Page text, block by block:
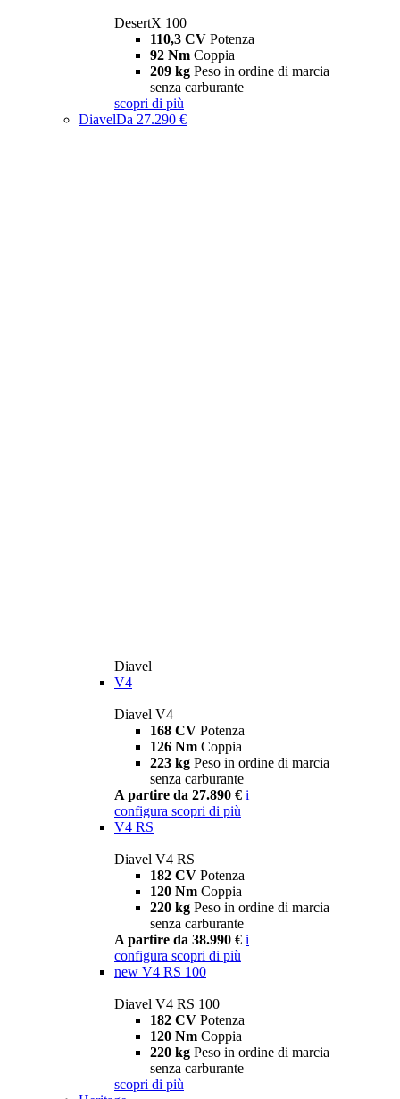
DesertX 100
110,3 CV Potenza
92 Nm Coppia
209 kg Peso in ordine di marcia
senza carburante
scopri di più
DiavelDa 27.290 €
Diavel
V4
Diavel V4
168 CV Potenza
126 Nm Coppia
223 kg Peso in ordine di marcia
senza carburante
A partire da 27.890 € i
configura scopri di più
V4 RS
Diavel V4 RS
182 CV Potenza
120 Nm Coppia
220 kg Peso in ordine di marcia
senza carburante
A partire da 38.990 € i
configura scopri di più
new V4 RS 100
Diavel V4 RS 100
182 CV Potenza
120 Nm Coppia
220 kg Peso in ordine di marcia
senza carburante
scopri di più